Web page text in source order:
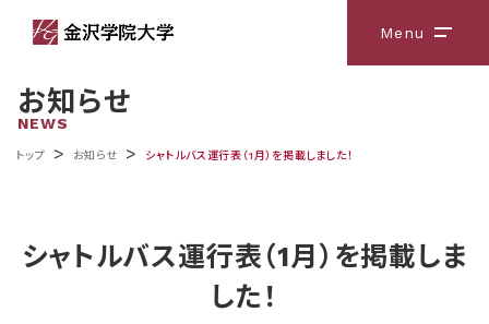
Menu メニ
お知らせ
NEWS
トップ > お知らせ > シャトルバス運行表（1月）を掲載しました！
シャトルバス運行表（1月）を掲載しま
した！